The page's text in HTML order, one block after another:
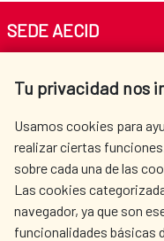
Tu privacidad nos
Usamos cookies para
realizar ciertas
sobre cada una de las
Las cookies
navegador, ya que son
funcionalidades básicas
SEDE AECID
Tel. +34 900 20 30 54​​​​​​​
AECID
SPANISH
ACTION